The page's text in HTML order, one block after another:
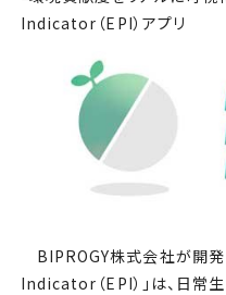
Indicator（EPI）アプリ
BIPROGY株式会社が開
Indicator（EPI）」は、日常